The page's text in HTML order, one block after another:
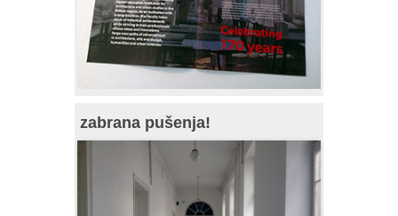
zabrana pušenja!